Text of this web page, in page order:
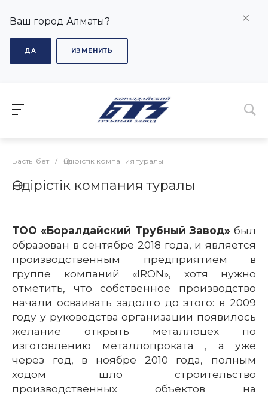
Ваш город Алматы?
ДА ИЗМЕНИТЬ
Басты бет / Өндірістік компания туралы
Өндірістік компания туралы
ТОО «Боралдайский Трубный Завод» был
образован в сентябре 2018 года, и является
производственным предприятием в
группе компаний «IRON», хотя нужно
отметить, что собственное производство
начали осваивать задолго до этого: в 2009
году у руководства организации появилось
желание открыть металлоцех по
изготовлению металлопроката , а уже
через год, в ноябре 2010 года, полным
ходом шло строительство
производственных объектов на